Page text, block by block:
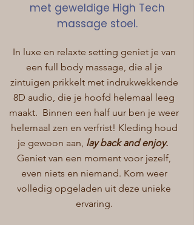
met geweldige High Tech
massage stoel.
In luxe en relaxte setting geniet je van
een full body massage, die al je
zintuigen prikkelt met indrukwekkende
8D audio, die je hoofd helemaal leeg
maakt. Binnen een half uur ben je weer
helemaal zen en verfrist! Kleding houd
je gewoon aan, lay back and enjoy.
Geniet van een moment voor jezelf,
even niets en niemand. Kom weer
volledig opgeladen uit deze unieke
ervaring.